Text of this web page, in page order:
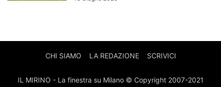
CHI SIAMO LA REDAZIONE SCRIVICI
IL MIRINO - La finestra su Milano © Copyright 2007-2021